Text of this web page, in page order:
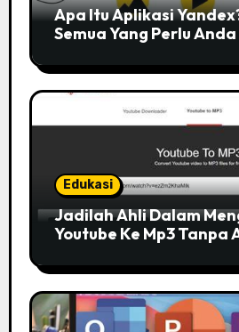
Apa Itu Aplikasi
Semua Yang Perlu
Edukasi
Jadilah Ahli Dalam
Youtube Ke Mp3 Tanpa